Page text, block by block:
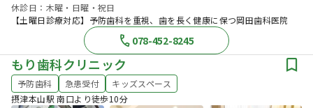
休診日：木曜・日曜・祝日
【土曜日診療対応】予防歯科を重視、歯を長く健康に保つ岡田歯科医院
078-452-8245
もり歯科クリニック
予防歯科 急患受付
キッズスペース
摂津本山駅 南口より徒歩10分